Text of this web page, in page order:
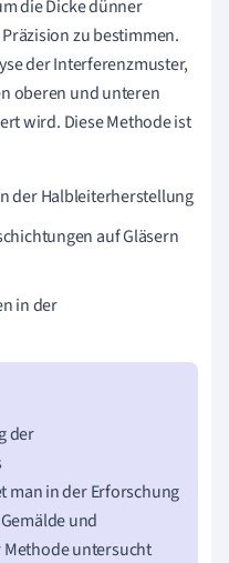
die Dicke dünner
zu bestimmen.
der Interferenzmuster,
oberen und unteren
wird. Diese Methode ist
der Halbleiterherstellung
auf Gläsern
in der
der
in der Erforschung
und
untersucht